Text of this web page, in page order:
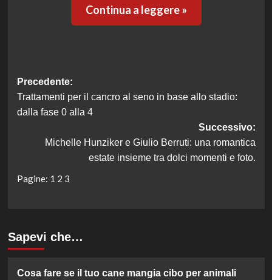
Continua a leggere »
Navigazione
articolo
Precedente:
Trattamenti per il cancro al seno in base allo stadio:
dalla fase 0 alla 4
Successivo:
Michelle Hunziker e Giulio Berruti: una romantica
estate insieme tra dolci momenti e foto.
Pagine: 1 2 3
Sapevi che…
Cosa fare se il tuo cane mangia cibo per animali